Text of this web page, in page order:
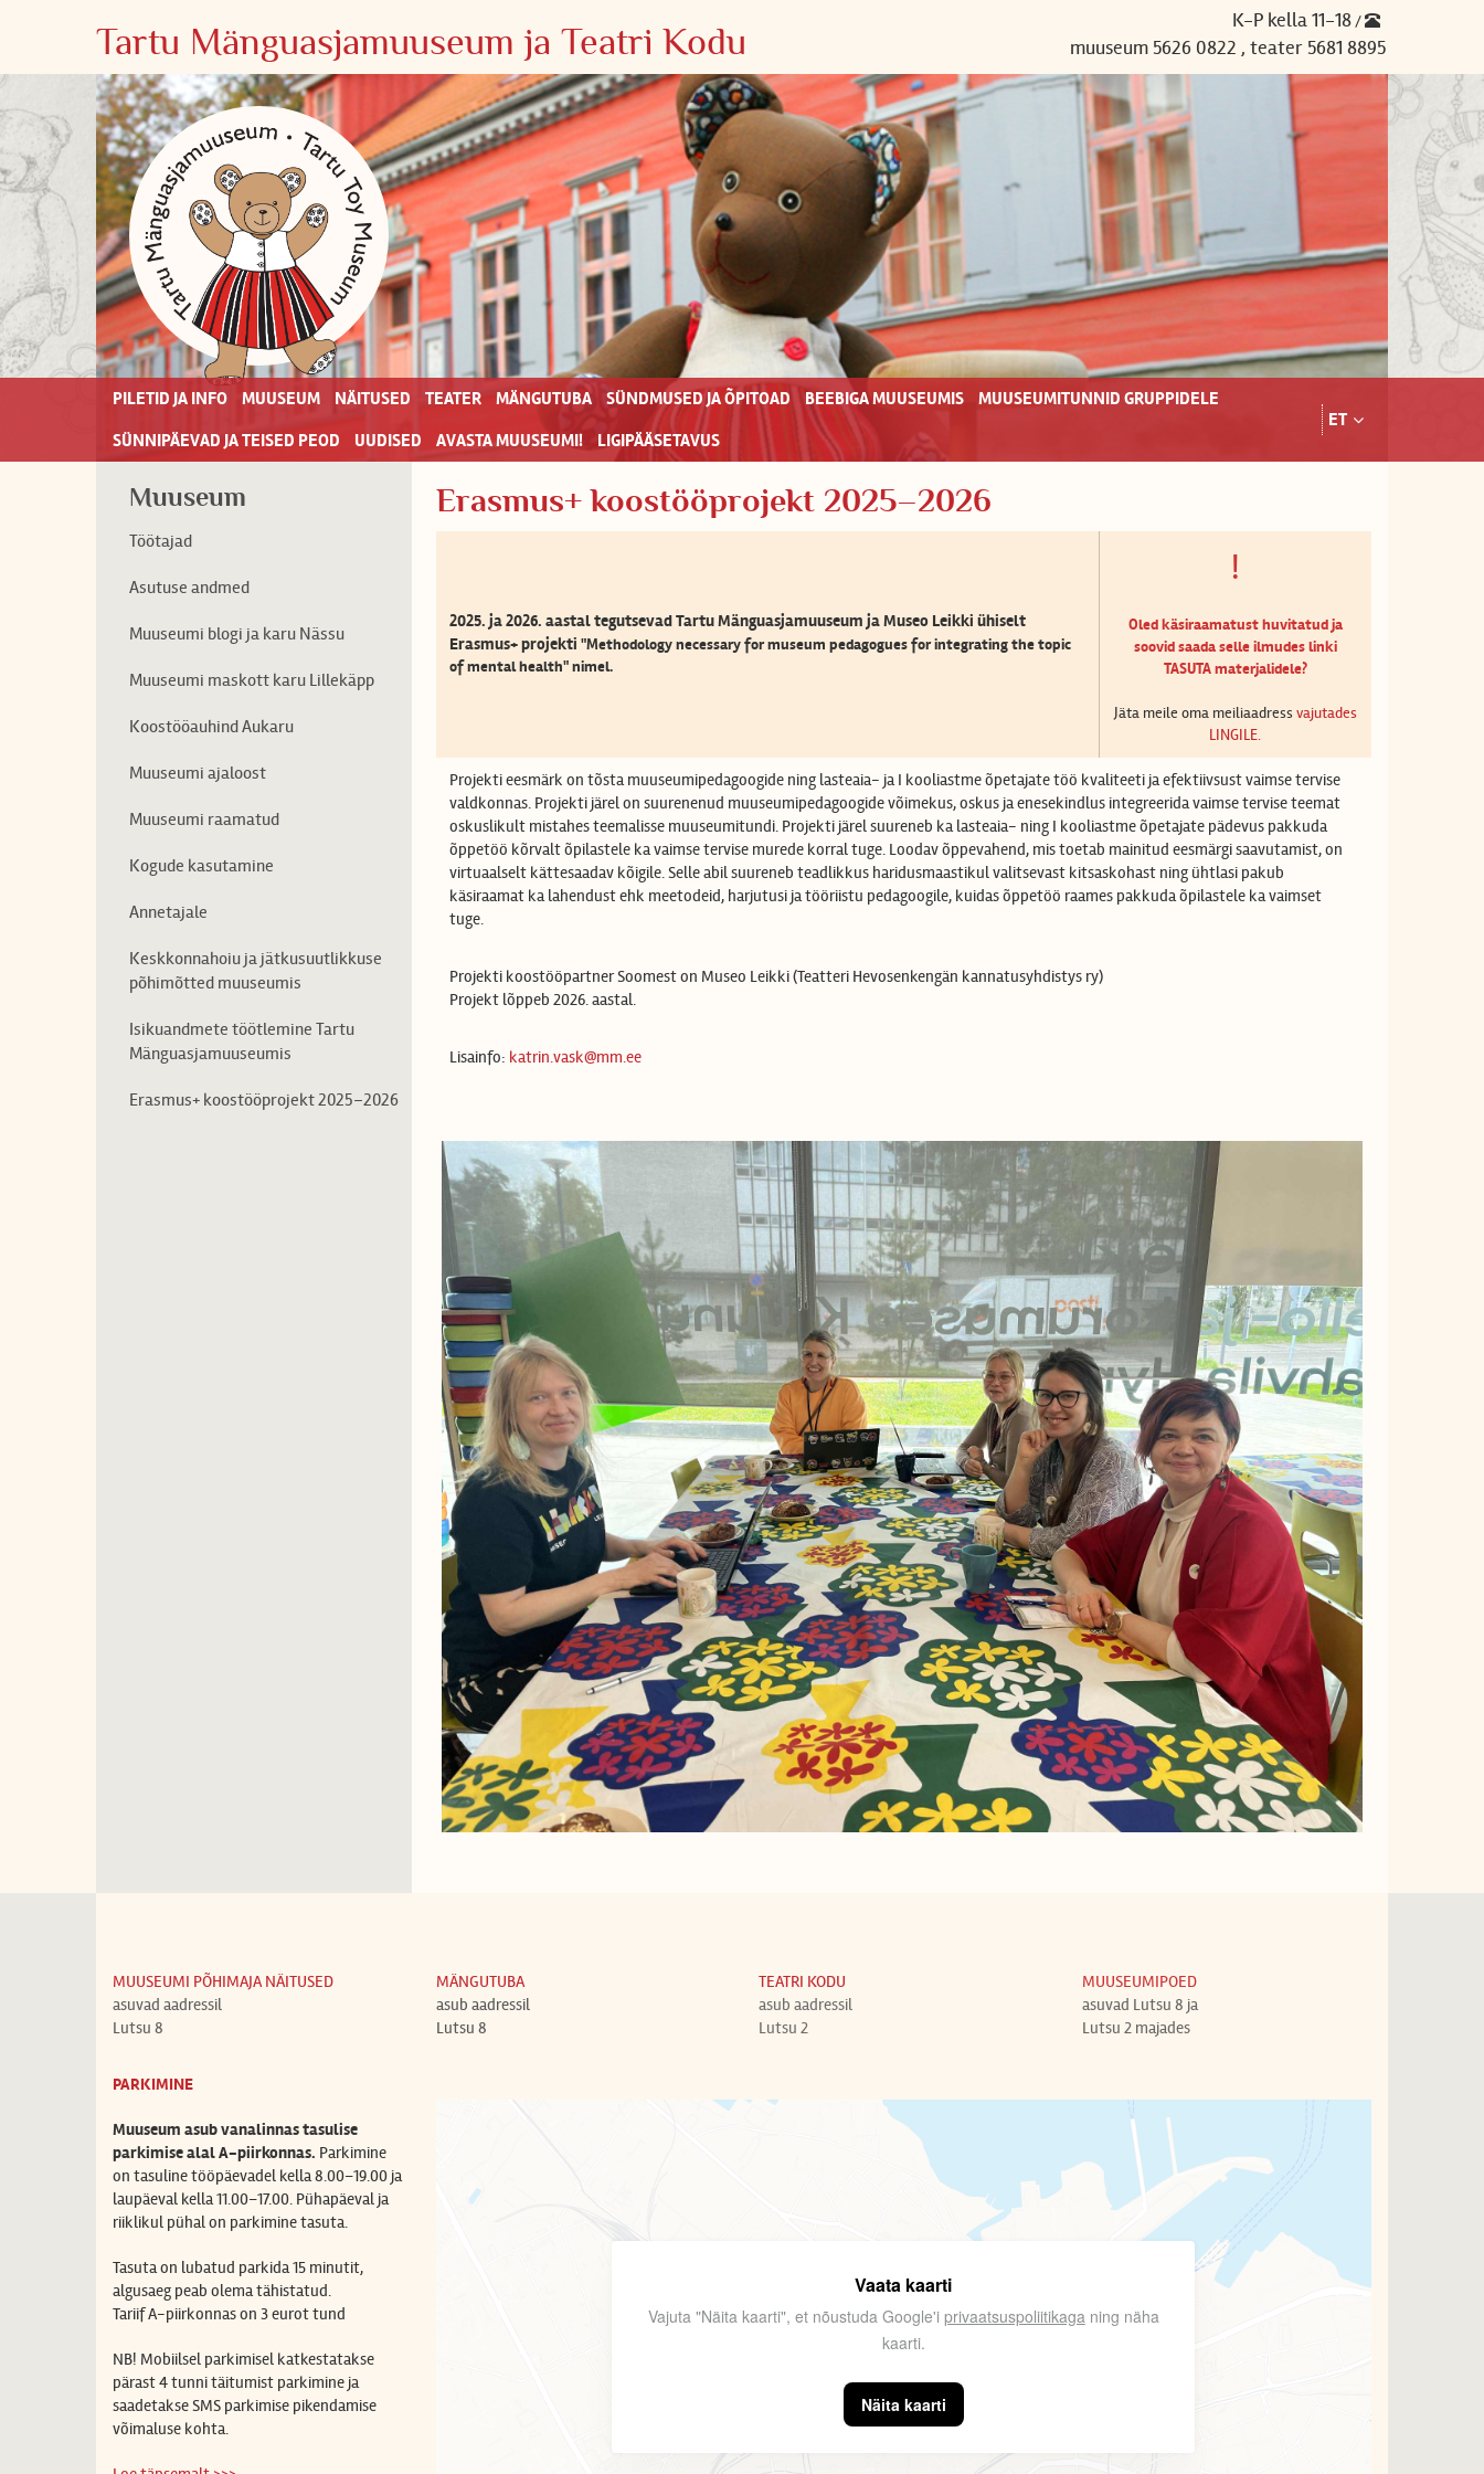
Tartu Mänguasjamuuseum ja Teatri Kodu
K-P kella 11-18/
muuseum 5626 0822 , teater 5681 8895
PILETID JA INFO MUUSEUM NÄITUSED TEATER MÄNGUTUBA SÜNDMUSED JA ÕPITOAD BEEBIGA MUUSEUMIS
MUUSEUMITUNNID GRUPPIDELE
SÜNNIPÄEVAD JA TEISED PEOD
UUDISED AVASTA MUUSEUMI! LIGIPÄÄSETAVUS
ET
Muuseum
Töötajad
Asutuse andmed
Muuseumi blogi ja karu Nässu
Muuseumi maskott karu Lillekäpp
Koostööauhind Aukaru
Muuseumi ajaloost
Muuseumi raamatud
Kogude kasutamine
Annetajale
Keskkonnahoiu ja jätkusuutlikkuse
põhimõtted muuseumis
Isikuandmete töötlemine Tartu
Mänguasjamuuseumis
Erasmus+ koostööprojekt 2025–2026
Erasmus+ koostööprojekt 2025–2026
2025. ja 2026. aastal tegutsevad Tartu Mänguasjamuuseum ja Museo Leikki ühiselt
Erasmus+ projekti "Methodology necessary for museum pedagogues for integrating the topic
of mental health" nimel.
!
Oled käsiraamatust huvitatud ja
soovid saada selle ilmudes linki
TASUTA materjalidele?
Jäta meile oma meiliaadressvajutades
LINGILE.
Projekti eesmärk on tõsta muuseumipedagoogide ning lasteaia- ja I kooliastme õpetajate töö kvaliteeti ja efektiivsust vaimse tervise
valdkonnas. Projekti järel on suurenenud muuseumipedagoogide võimekus, oskus ja enesekindlus integreerida vaimse tervise teemat
oskuslikult mistahes teemalisse muuseumitundi. Projekti järel suureneb ka lasteaia- ning I kooliastme õpetajate pädevus pakkuda
õppetöö kõrvalt õpilastele ka vaimse tervise murede korral tuge. Loodav õppevahend, mis toetab mainitud eesmärgi saavutamist, on
virtuaalselt kättesaadav kõigile. Selle abil suureneb teadlikkus haridusmaastikul valitsevast kitsaskohast ning ühtlasi pakub
käsiraamat ka lahendust ehk meetodeid, harjutusi ja tööriistu pedagoogile, kuidas õppetöö raames pakkuda õpilastele ka vaimset
tuge.
Projekti koostööpartner Soomest on Museo Leikki (Teatteri Hevosenkengän kannatusyhdistys ry)
Projekt lõppeb 2026. aastal.
Lisainfo: katrin.vask@mm.ee
MUUSEUMI PÕHIMAJA NÄITUSED
asuvad aadressil
Lutsu 8
MÄNGUTUBA
asub aadressil
Lutsu 8
MUUSEUMIPOED
asuvad Lutsu 8 ja
Lutsu 2 majades
TEATRI KODU
asub aadressil
Lutsu 2
Vaata kaarti
Vajuta "Näita kaarti", et nõustuda Google'i privaatsuspoliitikaga ning näha
kaarti.
Näita kaarti
PARKIMINE
Muuseum asub vanalinnas tasulise
parkimise alal A-piirkonnas. Parkimine
on tasulinetööpäevadel kella 8.00–19.00 ja
laupäeval kella 11.00–17.00. Pühapäeval ja
riiklikul pühal on parkimine tasuta.
Tasuta on lubatud parkida 15 minutit,
algusaeg peab olema tähistatud.
Tariif A-piirkonnas on 3 eurot tund
NB! Mobiilsel parkimisel katkestatakse
pärast 4 tunni täitumist parkimine ja
saadetakse SMS parkimise pikendamise
võimaluse kohta.